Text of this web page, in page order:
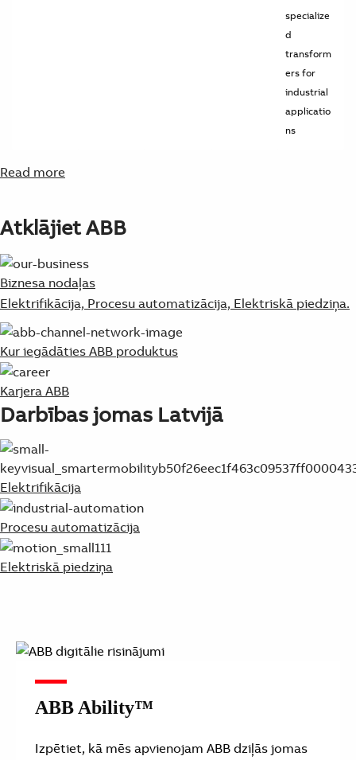
specialize
d
transform
ers for
industrial
applicatio
ns
Read more
Atklājiet ABB
Biznesa nodaļas
Elektrifikācija, Procesu automatizācija, Elektriskā piedziņa.
Kur iegādāties ABB produktus
Karjera ABB
Darbības jomas Latvijā
Elektrifikācija
Procesu automatizācija
Elektriskā piedziņa
ABB Ability™
Izpētiet, kā mēs apvienojam ABB dziļās jomas